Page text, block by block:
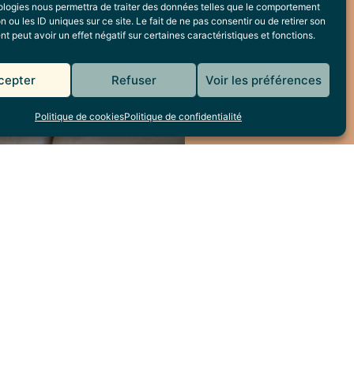
nous permettra de traiter des données telles que le comportement
ou les ID uniques sur ce site. Le fait de ne pas consentir ou de retirer son
peut avoir un effet négatif sur certaines caractéristiques et fonctions.
Refuser Voir les préférences
Politique de cookiesPolitique de confidentialité